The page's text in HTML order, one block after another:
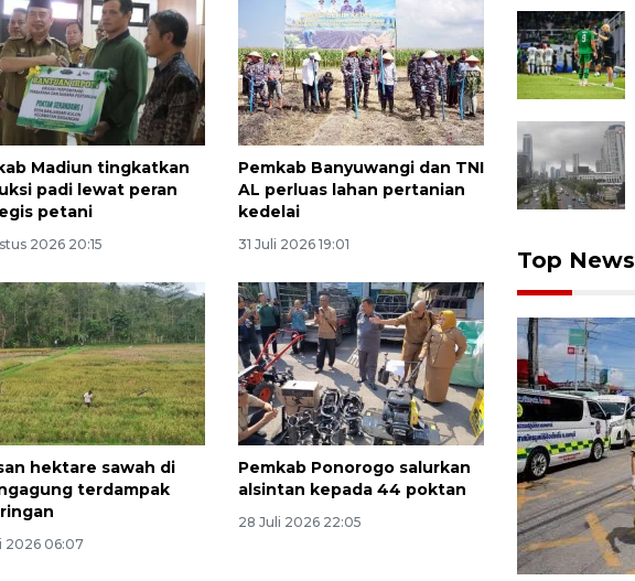
Madiun tingkatkan
padi lewat peran
petani
2026 20:15
Pemkab Banyuwangi dan TNI
AL perluas lahan pertanian
kedelai
31 Juli 2026 19:01
hektare sawah di
terdampak
2026 06:07
Pemkab Ponorogo salurkan
alsintan kepada 44 poktan
28 Juli 2026 22:05
Top News